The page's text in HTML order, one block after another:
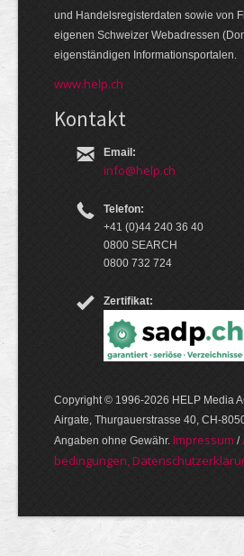
und Handels­register­daten so­wie von
eige­nen Schweizer Web­adressen
eigen­ständigen Infor­mations­por­talen.
www.help.ch
Kontakt
Email:
info@help.ch
Telefon:
+41 (0)44 240 36 40
0800 SEARCH
0800 732 724
Zertifikat:
Copyright © 1996-2026 HELP Media
Airgate, Thurgauer­strasse 40, CH-
Angaben ohne Gewähr. Im­pres­sum /
bedin­gungen,